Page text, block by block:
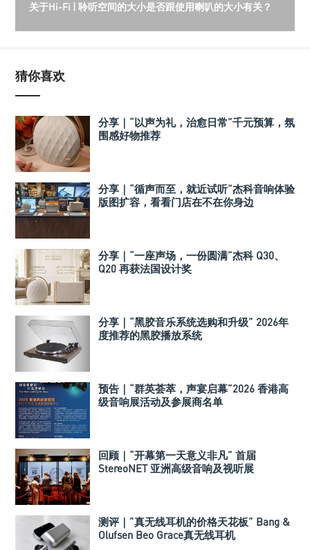
关于Hi-Fi | 聆听空间的大小是否跟使用喇叭的大小有关？
猜你喜欢
分享｜“以声为礼，治愈日常”千元预算，氛
围感好物推荐
分享｜“循声而至，就近试听”杰科音响体验
版图扩容，看看门店在不在你身边
分享｜“一座声场，一份圆满”杰科 Q30、
Q20 再获法国设计奖
分享｜“黑胶音乐系统选购和升级” 2026年
度推荐的黑胶播放系统
预告｜“群英荟萃，声宴启幕”2026 香港高
级音响展活动及参展商名单
回顾｜“开幕第一天意义非凡” 首届
StereoNET 亚洲高级音响及视听展
测评｜”真无线耳机的价格天花板” Bang &
Olufsen Beo Grace真无线耳机